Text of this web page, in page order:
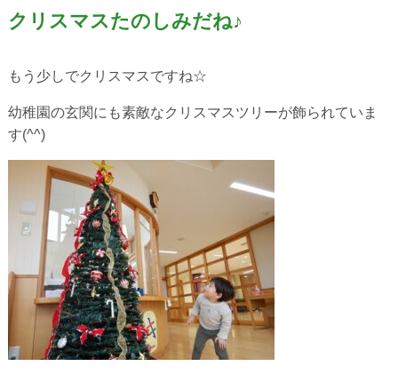
クリスマスたのしみだね♪
もう少しでクリスマスですね☆
幼稚園の玄関にも素敵なクリスマスツリーが飾られていま
す(^^)